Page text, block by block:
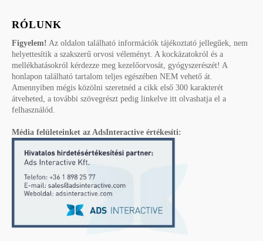
RÓLUNK
Figyelem! Az oldalon található információk tájékoztató jellegűek, nem
helyettesítik a szakszerű orvosi véleményt. A kockázatokról és a
mellékhatásokról kérdezze meg kezelőorvosát, gyógyszerészét! A
honlapon található tartalom teljes egészében NEM vehető át.
Amennyiben mégis közölni szeretnéd a cikk első 300 karakterét
átveheted, a további szövegrészt pedig linkelve itt olvashatja el a
felhasználód.
Média felületeinket az AdsInteractive értékesíti: